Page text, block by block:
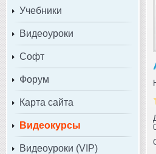
Учебники
Видеоуроки
Софт
Форум
Карта сайта
Видеокурсы
Видеоуроки (VIP)